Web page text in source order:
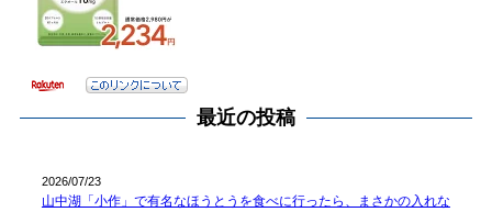
最近の投稿
山中湖「小作」で有名なほうとうを食べに行ったら、まさかの入れな
2026/07/23